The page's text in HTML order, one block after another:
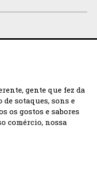
gente que fez da
sotaques, sons e
os gostos e sabores
comércio, nossa